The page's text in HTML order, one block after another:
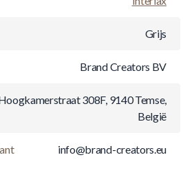
Grijs
Brand Creators BV
308F, 9140 Temse,
België
info@brand-creators.eu